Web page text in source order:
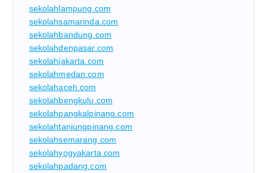
sekolahlampung.com
sekolahsamarinda.com
sekolahbandung.com
sekolahdenpasar.com
sekolahjakarta.com
sekolahmedan.com
sekolahaceh.com
sekolahbengkulu.com
sekolahpangkalpinang.com
sekolahtanjungpinang.com
sekolahsemarang.com
sekolahyogyakarta.com
sekolahpadang.com